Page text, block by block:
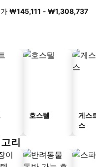
‎₩145,111 - ‎₩1,308,737
호스텔
게스
스
리